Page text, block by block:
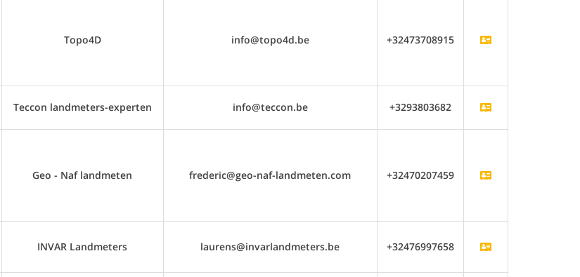
Topo4D info@topo4d.be +32473708915
Teccon landmeters-experten info@teccon.be +3293803682
Geo - Naf landmeten frederic@geo-naf-landmeten.com +32470207459
INVAR Landmeters laurens@invarlandmeters.be +32476997658